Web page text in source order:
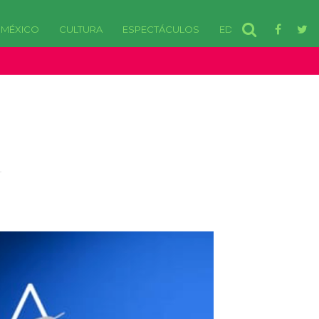
MÉXICO CULTURA ESPECTÁCULOS EDOMEX